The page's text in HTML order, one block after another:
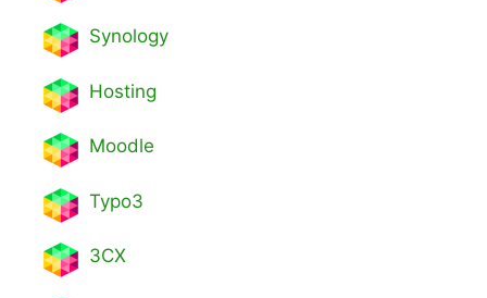
Synology
Hosting
Moodle
Typo3
3CX